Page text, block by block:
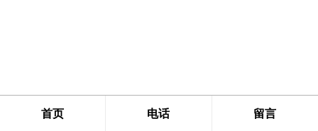
首页 电话 留言